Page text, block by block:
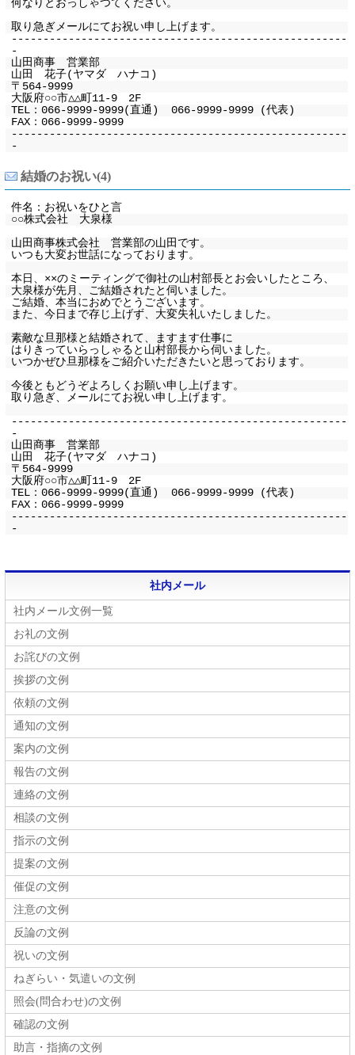
何なりとおっしゃつてください。
取り急ぎメールにてお祝い申し上げます。
-----------------------------------------------------
-
山田商事 営業部
山田 花子(ヤマダ ハナコ)
〒564-9999
大阪府○○市△△町11-9 2F
TEL：066-9999-9999(直通) 066-9999-9999 (代表)
FAX：066-9999-9999
-----------------------------------------------------
-
結婚のお祝い(4)
件名：お祝いをひと言
○○株式会社 大泉様
山田商事株式会社 営業部の山田です。
いつも大変お世話になっております。
本日、××のミーティングで御社の山村部長とお会いしたところ、
大泉様が先月、ご結婚されたと伺いました。
ご結婚、本当におめでとうございます。
また、今日まで存じ上げず、大変失礼いたしました。
素敵な旦那様と結婚されて、ますます仕事に
はりきっていらっしゃると山村部長から伺いました。
いつかぜひ旦那様をご紹介いただきたいと思っております。
今後ともどうぞよろしくお願い申し上げます。
取り急ぎ、メールにてお祝い申し上げます。
-----------------------------------------------------
-
山田商事 営業部
山田 花子(ヤマダ ハナコ)
〒564-9999
大阪府○○市△△町11-9 2F
TEL：066-9999-9999(直通) 066-9999-9999 (代表)
FAX：066-9999-9999
-----------------------------------------------------
-
社内メール
社内メール文例一覧
お礼の文例
お詫びの文例
挨拶の文例
依頼の文例
通知の文例
案内の文例
報告の文例
連絡の文例
相談の文例
指示の文例
提案の文例
催促の文例
注意の文例
反論の文例
祝いの文例
ねぎらい・気遣いの文例
照会(問合わせ)の文例
確認の文例
助言・指摘の文例